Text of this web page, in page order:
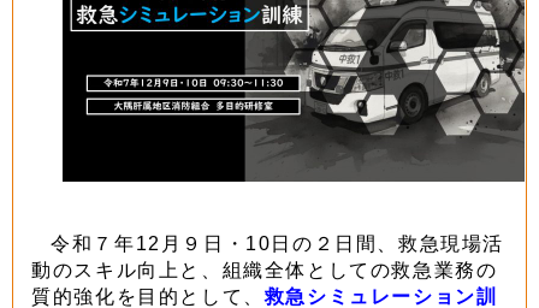
令和７年12月９日・10日の２日間、救急現場活
動のスキル向上と、組織全体としての救急業務の
質的強化を目的として、救急シミュレーション訓